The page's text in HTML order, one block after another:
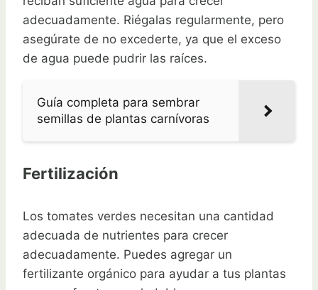
adecuadamente. Riégalas regularmente, pero
asegúrate de no excederte, ya que el exceso
de agua puede pudrir las raíces.
Guía completa para sembrar
semillas de plantas carnívoras
Fertilización
Los tomates verdes necesitan una cantidad
adecuada de nutrientes para crecer
adecuadamente. Puedes agregar un
fertilizante orgánico para ayudar a tus plantas